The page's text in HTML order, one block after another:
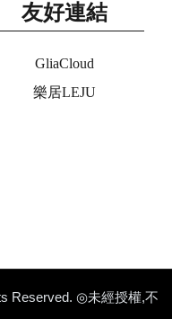
友好連結
GliaCloud
樂居LEJU
Reserved. ◎未經授權,不